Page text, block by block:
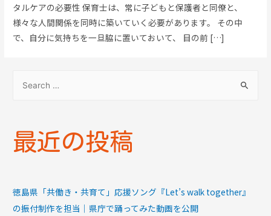
タルケアの必要性 保育士は、常に子どもと保護者と同僚と、
様々な人間関係を同時に築いていく必要があります。 その中
で、自分に気持ちを一旦脇に置いておいて、 目の前 […]
最近の投稿
徳島県「共働き・共育て」応援ソング『Let’s walk together』
の振付制作を担当｜県庁で踊ってみた動画を公開